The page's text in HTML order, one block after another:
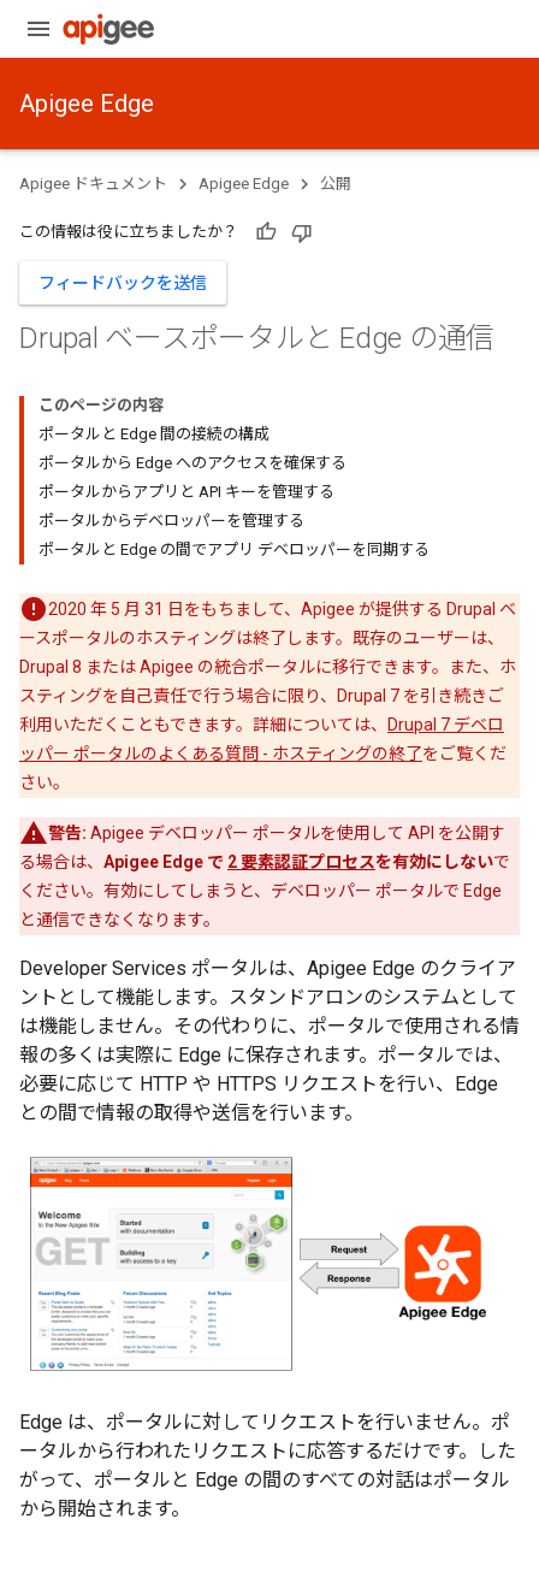
Apigee Edge
Apigee ドキュメント Apigee Edge 公開
この情報は役に立ちましたか？
フィードバックを送信
Drupal ベースポータルと Edge の通信
このページの内容
ポータルと Edge 間の接続の構成
ポータルから Edge へのアクセスを確保する
ポータルからアプリと API キーを管理する
ポータルからデベロッパーを管理する
ポータルと Edge の間でアプリ デベロッパーを同期する
2020 年 5 月 31 日をもちまして、Apigee が提供する Drupal ベ
ースポータルのホスティングは終了します。既存のユーザーは、
Drupal 8 または Apigee の統合ポータルに移行できます。また、ホ
スティングを自己責任で行う場合に限り、Drupal 7 を引き続きご
利用いただくこともできます。詳細については、
Drupal 7 デベロ
ッパー ポータルのよくある質問 - ホスティングの終了をご覧くだ
さい。
警告: Apigee デベロッパー ポータルを使用して API を公開す
る場合は、 Apigee Edge で 2 要素認証プロセスを有効にしないで
ください。有効にしてしまうと、デベロッパー ポータルで Edge
と通信できなくなります。
Developer Services ポータルは、Apigee Edge のクライア
ントとして機能します。スタンドアロンのシステムとして
は機能しません。その代わりに、ポータルで使用される情
報の多くは実際に Edge に保存されます。ポータルでは、
必要に応じて HTTP や HTTPS リクエストを行い、Edge
との間で情報の取得や送信を行います。
Edge は、ポータルに対してリクエストを行いません。ポ
ータルから行われたリクエストに応答するだけです。した
がって、ポータルと Edge の間のすべての対話はポータル
から開始されます。